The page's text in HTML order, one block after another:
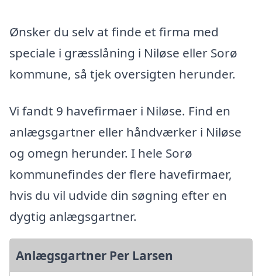
Ønsker du selv at finde et firma med
speciale i græsslåning i Niløse eller Sorø
kommune, så tjek oversigten herunder.
Vi fandt 9 havefirmaer i Niløse. Find en
anlægsgartner eller håndværker i Niløse
og omegn herunder. I hele Sorø
kommunefindes der flere havefirmaer,
hvis du vil udvide din søgning efter en
dygtig anlægsgartner.
Anlægsgartner Per Larsen